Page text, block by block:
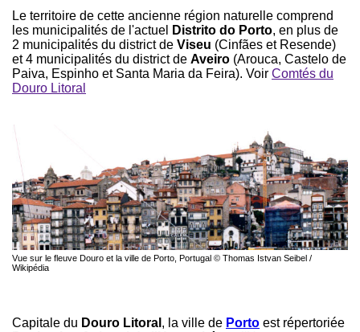
Le territoire de cette ancienne région naturelle comprend
les municipalités de l'actuel
Distrito do Porto, en plus de
2 municipalités du district de Viseu (Cinfães et Resende)
et 4 municipalités du district de Aveiro (Arouca, Castelo de
Paiva, Espinho et Santa Maria da Feira). Voir Comtés du
Douro Litoral
Vue sur le fleuve Douro et la ville de Porto, Portugal © Thomas Istvan Seibel /
Wikipédia
Capitale du Douro Litoral , la ville de Porto est répertoriée